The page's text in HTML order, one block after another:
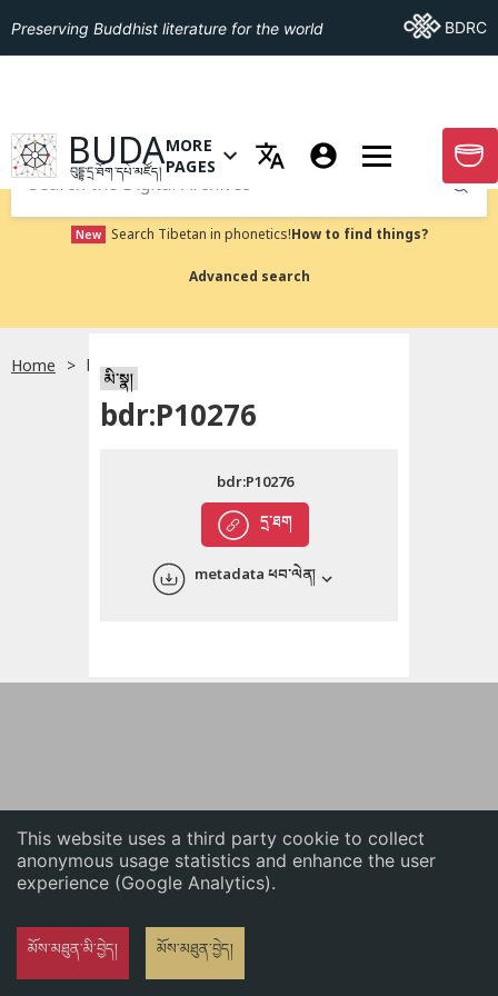
This website uses a third party cookie to collect
anonymous usage statistics and enhance the user
experience (Google Analytics).
མོས་མཐུན་མི་བྱེད། མོས་མཐུན་བྱེད།
English
Preserving Buddhist literature for the world Go ToBDRC
GO TO HOMEPAGE
BUDA
བུདྡྷ་དྲ་ཐོག་དཔེ་མཛོད།
OPEN MENU OF MORE PAGES
MORE
PAGES
GO
Submit
New Search Tibetan in phonetics!How to find things?
Advanced search
Home bdr:P10276
མི་སྣ།
bdr:P10276
དྲ་ཐག
bdr:P10276
metadata ཕབ་ལེན།